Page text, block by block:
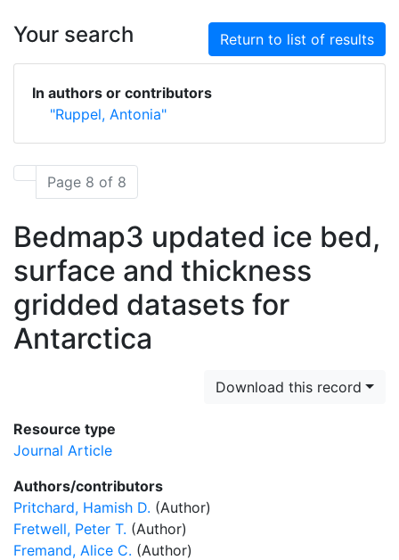
Your search Return to list of results
In authors or contributors
"Ruppel, Antonia"
Page 8 of 8
Bedmap3 updated ice bed,
surface and thickness
gridded datasets for
Antarctica
Download this record
Resource type
Journal Article
Authors/contributors
Pritchard, Hamish D. (Author)
Fretwell, Peter T. (Author)
Fremand, Alice C. (Author)